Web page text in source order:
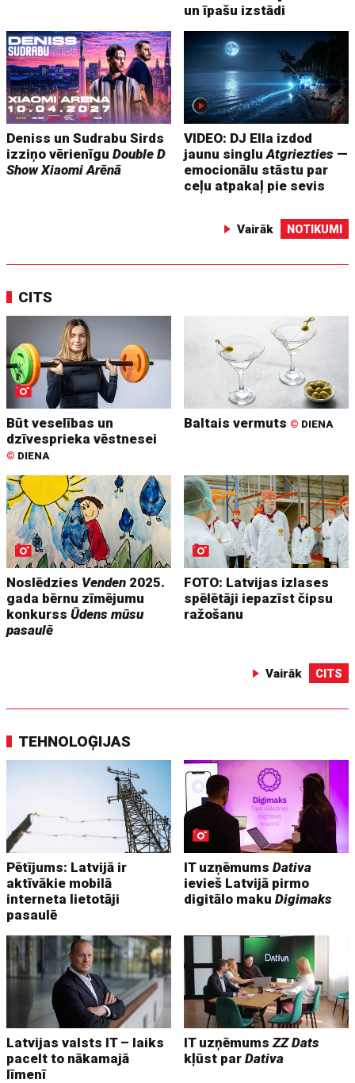
un īpašu izstādi
Deniss un Sudrabu Sirds
izziņo vērienīguDouble D
Show Xiaomi Arēnā
VIDEO: DJ Ella izdod
jaunu singluAtgriezties —
emocionālu stāstu par
ceļu atpakaļ pie sevis
Vairāk NOTIKUMI
CITS
Būt veselības un
dzīvesprieka vēstnesei
© DIENA
Baltais vermuts © DIENA
Noslēdzies Venden 2025.
gada bērnu zīmējumu
konkurssŪdens mūsu
pasaulē
FOTO: Latvijas izlases
spēlētāji iepazīst čipsu
ražošanu
Vairāk CITS
TEHNOLOĢIJAS
Pētījums: Latvijā ir
aktīvākie mobilā
interneta lietotāji
pasaulē
IT uzņēmumsDativa
ievieš Latvijā pirmo
digitālo makuDigimaks
Latvijas valsts IT – laiks
pacelt to nākamajā
līmenī
IT uzņēmumsZZ Dats
kļūst parDativa